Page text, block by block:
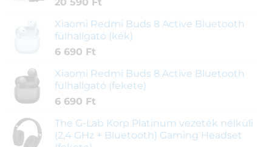
Xiaomi Redmi Buds 8 Active Bluetooth
fülhallgató (kék)
6 690 Ft
Xiaomi Redmi Buds 8 Active Bluetooth
fülhallgató (fekete)
6 690 Ft
The G-Lab Korp Platinum vezeték nélküli
(2,4 GHz + Bluetooth) Gaming Headset